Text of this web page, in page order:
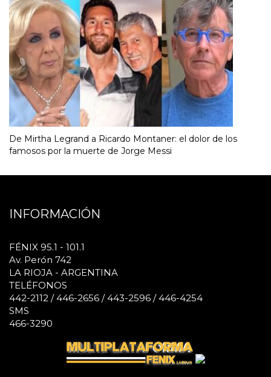
De Mirtha Legrand a Ricardo Montaner: el dolor de los
famosos por la muerte de Jorge Messi
INFORMACIÓN
FÉNIX 95.1 - 101.1
Av. Perón 742
LA RIOJA - ARGENTINA
TELÉFONOS
442-2112 / 446-2656 / 443-2596 / 446-4254
SMS
466-3290